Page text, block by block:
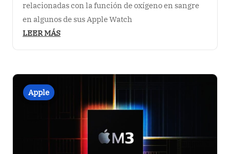
relacionadas con la función de oxígeno en sangre
en algunos de sus Apple Watch
LEER MÁS